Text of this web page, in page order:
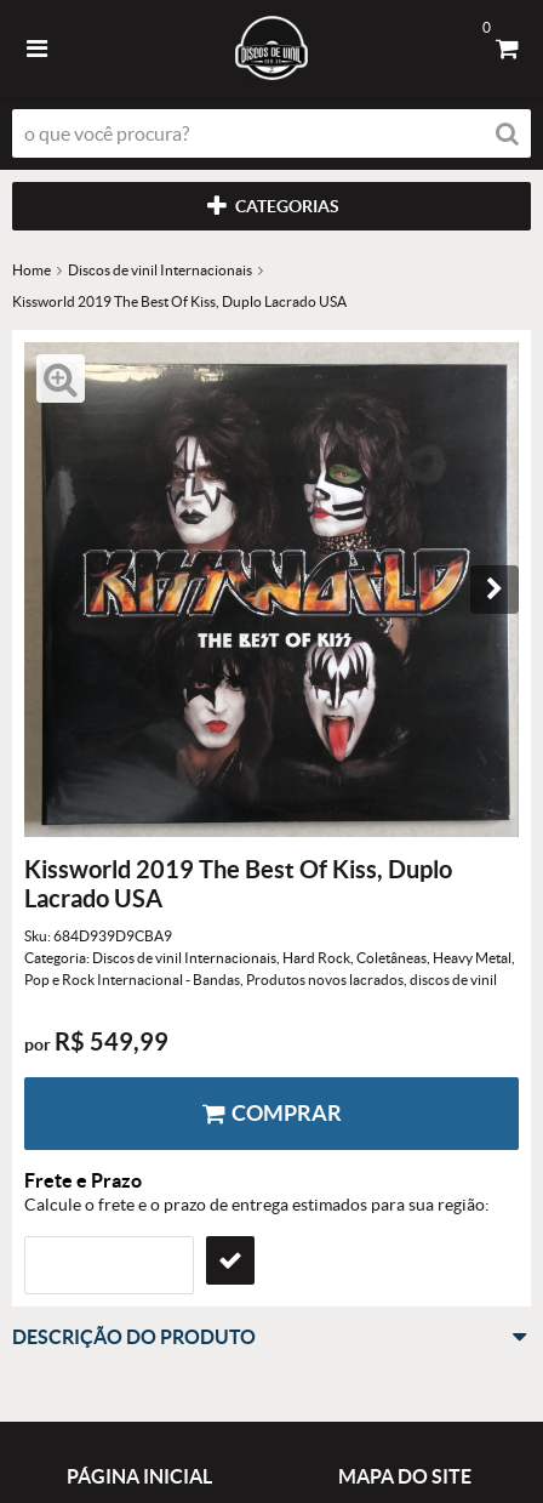
0
CATEGORIAS
Home
Discos de vinil Internacionais
Kissworld 2019 The Best Of Kiss, Duplo Lacrado USA
Kissworld 2019 The Best Of Kiss, Duplo
Lacrado USA
Sku:684D939D9CBA9
Categoria: Discos de vinil Internacionais Hard Rock Coletâneas Heavy Metal
Pop e Rock Internacional - Bandas Produtos novos lacrados discos de vinil
por R$ 549,99
COMPRAR
Frete e Prazo
Calcule o frete e o prazo de entrega estimados para sua região:
DESCRIÇÃO DO PRODUTO
PÁGINA INICIAL MAPA DO SITE